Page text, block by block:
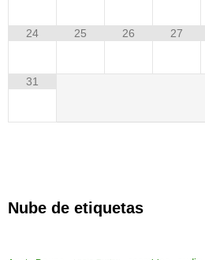
24 25 26 27
31
Nube de etiquetas